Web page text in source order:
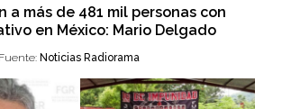
a más de 481 mil personas con
en México: Mario Delgado
Fuente: Noticias Radiorama